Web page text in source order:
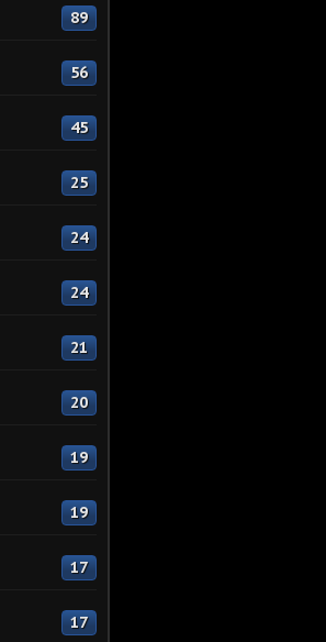
89
56
45
25
24
24
21
20
19
19
17
17